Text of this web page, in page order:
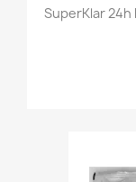
SuperKlar 24h